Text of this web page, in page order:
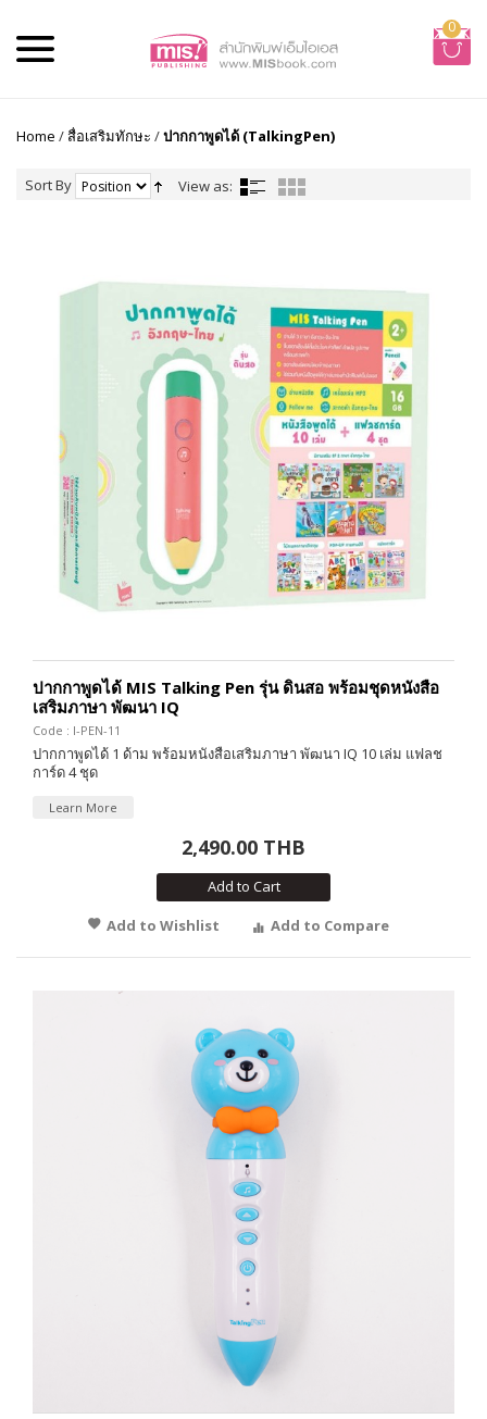
0
Home /สื่อเสริมทักษะ /ปากกาพูดได้ (TalkingPen)
Sort By View as:
ปากกาพูดได้ MIS Talking Pen รุ่น ดินสอ พร้อมชุดหนังสือ
เสริมภาษา พัฒนา IQ
Code : I-PEN-11
ปากกาพูดได้ 1 ด้าม พร้อมหนังสือเสริมภาษา พัฒนา IQ 10 เล่ม แฟลช
การ์ด 4 ชุด
Learn More
2,490.00 THB
Add to Cart
Add to Wishlist
Add to Compare